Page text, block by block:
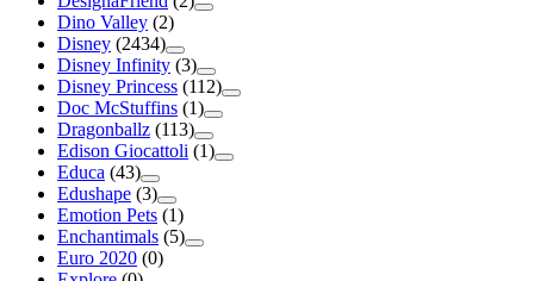
Dino Valley (2)
Disney (2434)
Disney Infinity (3)
Disney Princess (112)
Doc McStuffins (1)
Dragonballz (113)
Edison Giocattoli (1)
Educa (43)
Edushape (3)
Emotion Pets (1)
Enchantimals (5)
Euro 2020 (0)